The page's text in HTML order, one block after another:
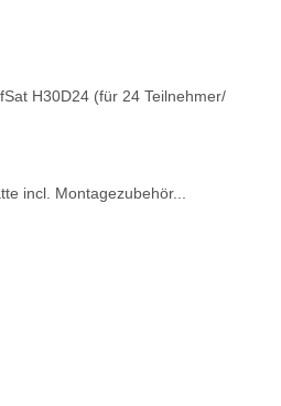
H30D24 (für 24 Teilnehmer/